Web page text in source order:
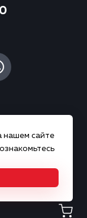
Подписаться
защищены
нашем сайте